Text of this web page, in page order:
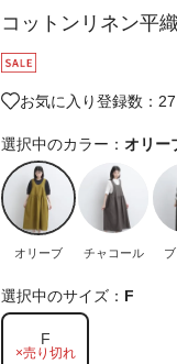
コットンリネン平
お気に入り登録数：27
選択中のカラー： オリー
オリーブ チャコール
選択中のサイズ： F
F
×売り切れ